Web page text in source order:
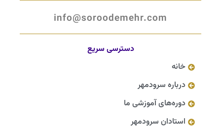
info@soroodemehr.com
دسترسی سریع
خانه
درباره سرودمهر
دوره‌های آموزشی ما
استادان سرودمهر